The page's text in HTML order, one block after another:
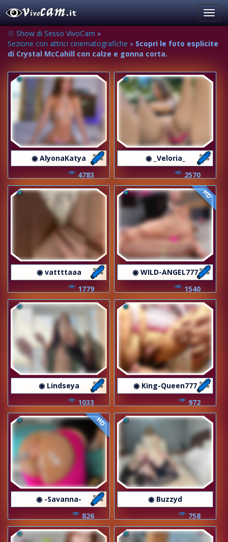
☉ Show di Sesso VivoCam »
Sezione con attrici cinematografiche » Scopri le foto esplicite
di Crystal McCahill con calze e gonna corta.
◉ AlyonaKatya
4783
◉ _Veloria_
2570
◉ vattttaaa
1779
HD
◉ WILD-ANGEL777
1540
◉ Lindseya
1033
◉ King-Queen777
972
HD
◉ -Savanna-
826
◉ Buzzyd
758